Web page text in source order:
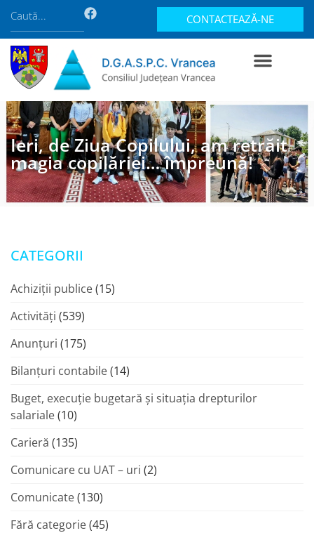
CONTACTEAZĂ-NE
Ieri, de Ziua Copilului, am retrăit
magia copilăriei… împreună!
CATEGORII
Achiziții publice(15)
Activități (539)
Anunțuri (175)
Bilanțuri contabile(14)
Buget, execuție bugetară și situația drepturilor
salariale(10)
Carieră (135)
Comunicare cu UAT – uri (2)
Comunicate(130)
Fără categorie(45)